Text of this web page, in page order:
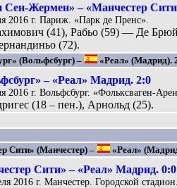
Сен-Жермен» – «Манчестер
2016 г. Париж. «Парк де Пренс».
(41), Рабьо (59) — Де
(72).
(Вольфсбург) – «Реал» (Мадрид).
– «Реал» Мадрид. 2:0
2016 г. Вольфсбург. «Фольксваген-
(18 – пен.), Арнольд (25).
Сити» (Манчестер) –
«Реал»
Сити» – «Реал» Мадрид. 0:0
2016 г. Манчестер. Городской